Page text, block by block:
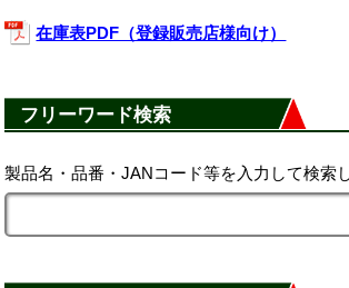
在庫表PDF（登録販売店様向け）
フリーワード検索
製品名・品番・JANコード等を入力して検索